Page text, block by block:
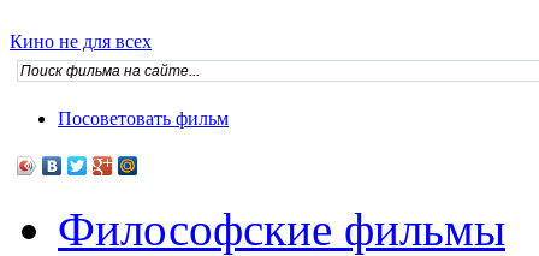
Кино не для всех
Посоветовать фильм
Философские фильмы